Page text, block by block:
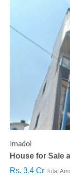
Imadol
House for Sale
Rs. 3.4 Cr Total